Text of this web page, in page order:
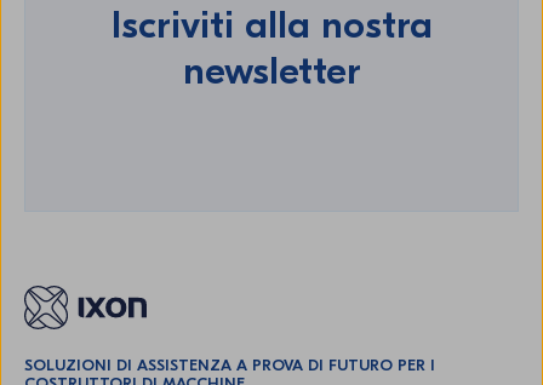
Iscriviti alla nostra
newsletter
SOLUZIONI DI ASSISTENZA A PROVA DI FUTURO PER I